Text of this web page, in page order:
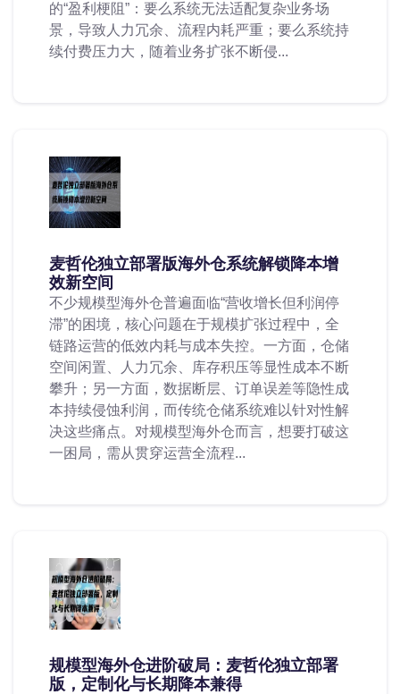
的“盈利梗阻”：要么系统无法适配复杂业务场
景，导致人力冗余、流程内耗严重；要么系统持
续付费压力大，随着业务扩张不断侵...
麦哲伦独立部署版海外仓系统解锁降本增
效新空间
不少规模型海外仓普遍面临“营收增长但利润停
滞”的困境，核心问题在于规模扩张过程中，全
链路运营的低效内耗与成本失控。一方面，仓储
空间闲置、人力冗余、库存积压等显性成本不断
攀升；另一方面，数据断层、订单误差等隐性成
本持续侵蚀利润，而传统仓储系统难以针对性解
决这些痛点。对规模型海外仓而言，想要打破这
一困局，需从贯穿运营全流程...
规模型海外仓进阶破局：麦哲伦独立部署
版，定制化与长期降本兼得